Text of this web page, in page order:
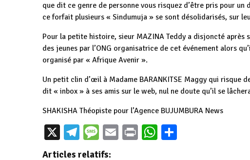
que dit ce genre de personne vous risquez d’être pris pour
ce forfait plusieurs « Sindumuja » se sont désolidarisés, sur
Pour la petite histoire, sieur MAZINA Teddy a disjoncté après
des jeunes par l’ONG organisatrice de cet événement alors
organisé par « Afrique Avenir ».
Un petit clin d’œil à Madame BARANKITSE Maggy qui risque
dit « inbox » à ses amis sur le web, nul ne doute qu’il se
SHAKISHA Théopiste pour l’Agence BUJUMBURA News
X Telegram
Message
EmailPrintWhatsApp
Articles relatifs:
La communauté
Musulmane du
à…
Burundi : Retour
Burundi: Les droits